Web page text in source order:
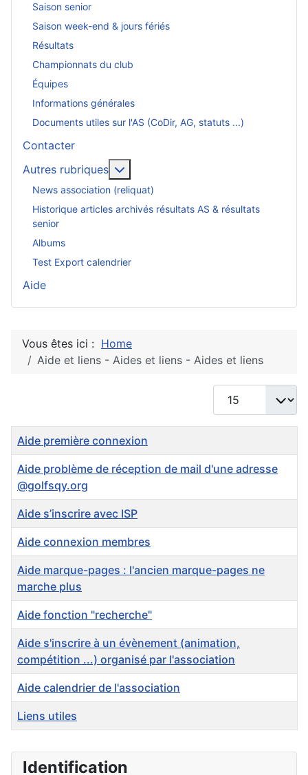
Saison senior
Saison week-end & jours fériés
Résultats
Championnats du club
Équipes
Informations générales
Documents utiles sur l'AS (CoDir, AG, statuts ...)
Contacter
Autres rubriques
News association (reliquat)
Historique articles archivés résultats AS & résultats
senior
Albums
Test Export calendrier
Aide
Vous êtes ici : Home
Aide et liens - Aides et liens - Aides et liens
Afficher #
Titre
Aide première connexion
Aide problème de réception de mail d'une adresse
@golfsqy.org
Aide s’inscrire avec ISP
Aide connexion membres
Aide marque-pages : l'ancien marque-pages ne
marche plus
Aide fonction "recherche"
Aide s'inscrire à un évènement (animation,
compétition ...) organisé par l'association
Aide calendrier de l'association
Liens utiles
Identification